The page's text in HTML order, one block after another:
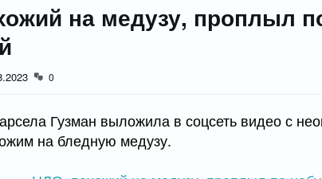
на медузу, проплыл
0
Гузман выложила в соцсеть видео с
на бледную медузу.